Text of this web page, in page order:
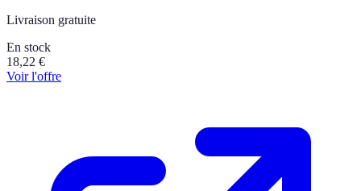
Livraison gratuite
En stock
18,22 €
Voir l'offre